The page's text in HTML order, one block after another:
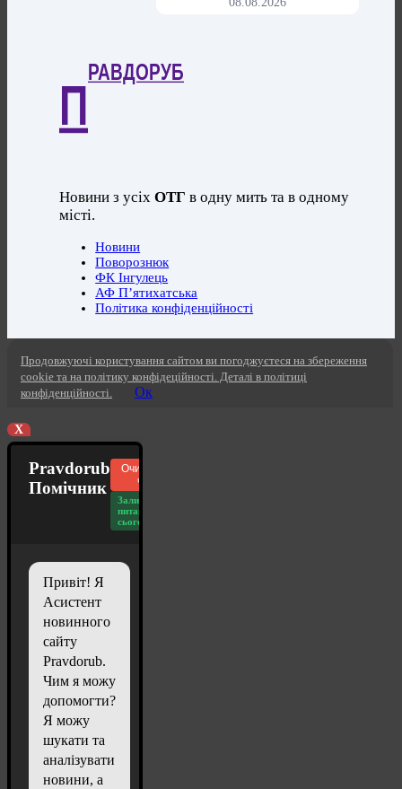
П
РАВДОРУБ
Новини з усіхОТГ в одну мить та в одному
місті.
Новини
Поворознюк
ФК Інгулець
АФ П’ятихатська
Політика конфіденційності
Продовжуючі користування сайтом ви погоджуєтеся на збереження
cookie та на політику конфідеційності. Деталі в політиці
конфіденційності.
Ок
X
Pravdorub
Помічник
Очистити
чат
Залишилось
питань
сьогодні: 20
Привіт! Я
Асистент
новинного
сайту
Pravdorub.
Чим я можу
допомогти?
Я можу
шукати та
аналізувати
новини, а